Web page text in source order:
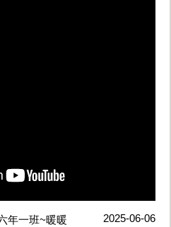
年一班~暖暖 2025-06-06